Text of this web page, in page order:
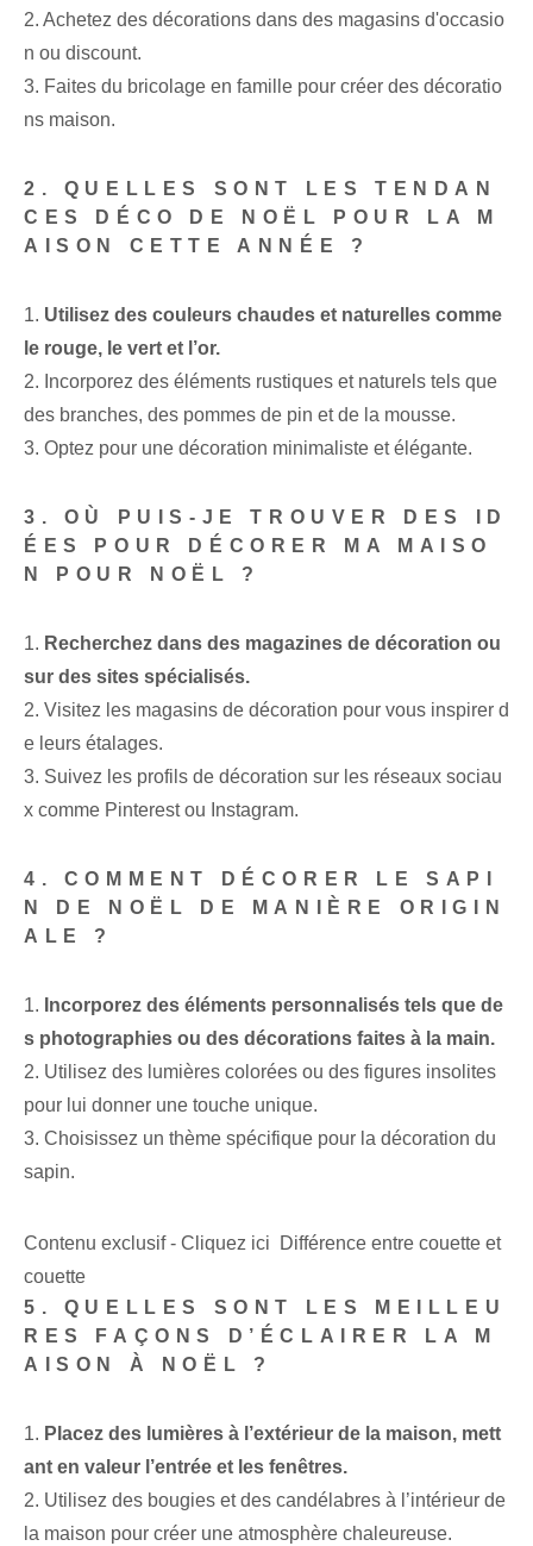
2. Achetez des décorations dans des magasins d'occasio
n ou discount.
3. Faites du bricolage en famille pour créer des décoratio
ns maison.
2. QUELLES SONT LES TENDAN
CES DÉCO DE NOËL POUR LA M
AISON CETTE ANNÉE ?
1. Utilisez des couleurs chaudes et naturelles comme
le rouge, le vert et l’or.
2. Incorporez des éléments rustiques et naturels tels que
des branches, des pommes de pin et de la mousse.
3. Optez pour une décoration minimaliste et élégante.
3. OÙ PUIS-JE TROUVER DES ID
ÉES POUR DÉCORER MA MAISO
N POUR NOËL ?
1. Recherchez dans des magazines de décoration ou
sur des sites spécialisés.
2. Visitez les magasins de décoration pour vous inspirer d
e leurs étalages.
3. Suivez les profils de décoration sur les réseaux sociau
x comme Pinterest ou Instagram.
4. COMMENT DÉCORER LE SAPI
N DE NOËL DE MANIÈRE ORIGIN
ALE ?
1. Incorporez des éléments personnalisés tels que de
s photographies ou des décorations faites à la main.
2. Utilisez des lumières colorées ou des figures insolites
pour lui donner une touche unique.
3. Choisissez un thème spécifique pour la décoration du
sapin.
Contenu exclusif - Cliquez ici Différence entre couette et
couette
5. QUELLES SONT LES MEILLEU
RES FAÇONS D’ÉCLAIRER LA M
AISON À NOËL ?
1. Placez des lumières à l’extérieur de la maison, mett
ant en valeur l’entrée et les fenêtres.
2. Utilisez des bougies et des candélabres à l’intérieur de
la maison pour créer une atmosphère chaleureuse.